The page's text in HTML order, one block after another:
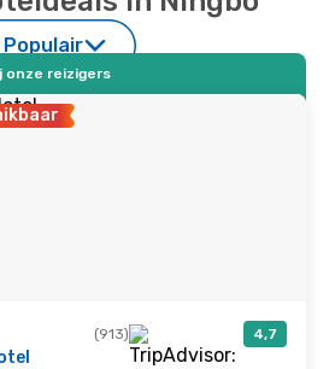
Populair
onze reizigers
(913) 4,7